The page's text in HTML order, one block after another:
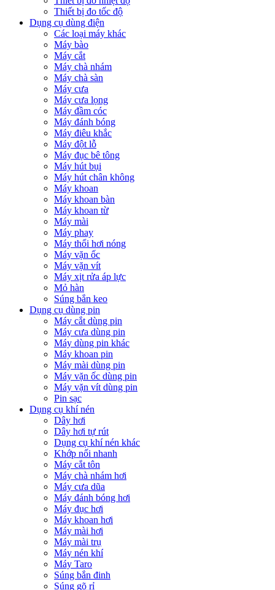
Thiết bị đo tốc độ
Dụng cụ dùng điện
Các loại máy khác
Máy bào
Máy cắt
Máy chà nhám
Máy chà sàn
Máy cưa
Máy cưa lọng
Máy đầm cóc
Máy đánh bóng
Máy điêu khắc
Máy đột lỗ
Máy đục bê tông
Máy hút bụi
Máy hút chân không
Máy khoan
Máy khoan bàn
Máy khoan từ
Máy mài
Máy phay
Máy thổi hơi nóng
Máy vặn ốc
Máy vặn vít
Máy xịt rửa áp lực
Mỏ hàn
Súng bắn keo
Dụng cụ dùng pin
Máy cắt dùng pin
Máy cưa dùng pin
Máy dùng pin khác
Máy khoan pin
Máy mài dùng pin
Máy vặn ốc dùng pin
Máy vặn vít dùng pin
Pin sạc
Dụng cụ khí nén
Dây hơi
Dây hơi tự rút
Dụng cụ khí nén khác
Khớp nối nhanh
Máy cắt tôn
Máy chà nhám hơi
Máy cưa dũa
Máy đánh bóng hơi
Máy đục hơi
Máy khoan hơi
Máy mài hơi
Máy mài trụ
Máy nén khí
Máy Taro
Súng bắn đinh
Súng gõ rỉ